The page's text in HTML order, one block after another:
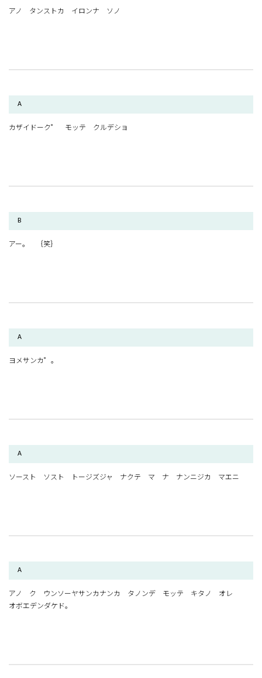
アノ タンストカ イロンナ ソノ
A
カザイドーク゜ モッテ クルデショ
B
アー。 ｛笑｝
A
ヨメサンカ゜。
A
ソースト ソスト トージズジャ ナクテ マ ナ ナンニジカ マエニ
A
アノ ク ウンソーヤサンカナンカ タノンデ モッテ キタノ オレ
オボエデンダケド。